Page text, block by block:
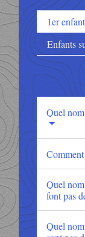
1er enfant
Enfants
Quel
Quel
font pas
Quel